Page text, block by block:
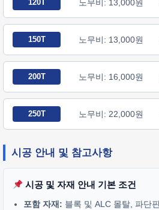
120T 노무비: 13,000원
150T 노무비: 13,000원
200T 노무비: 16,000원
250T 노무비: 22,000원
시공 안내 및 참고사항
시공 및 자재 안내 기본 조건
포함 자재: 블록 및 ALC 몰탈, 파단